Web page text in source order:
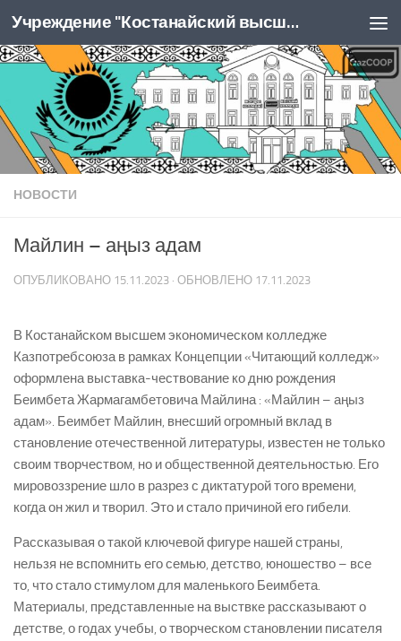
Перейти к содержимому Учреждение "Костанайский высший колледж Казпотребсоюза"
НОВОСТИ
Майлин – аңыз адам
ОПУБЛИКОВАНО 15.11.2023 · ОБНОВЛЕНО 17.11.2023
В Костанайском высшем экономическом колледже
Казпотребсоюза в рамках Концепции «Читающий колледж»
оформлена выставка-чествование ко дню рождения
Беимбета Жармагамбетовича Майлина : «Майлин – аңыз
адам». Беимбет Майлин, внесший огромный вклад в
становление отечественной литературы, известен не только
своим творчеством, но и общественной деятельностью. Его
мировоззрение шло в разрез с диктатурой того времени,
когда он жил и творил. Это и стало причиной его гибели.
Рассказывая о такой ключевой фигуре нашей страны,
нельзя не вспомнить его семью, детство, юношество – все
то, что стало стимулом для маленького Беимбета.
Материалы, представленные на выствке рассказывают о
детстве, о годах учебы, о творческом становлении писателя